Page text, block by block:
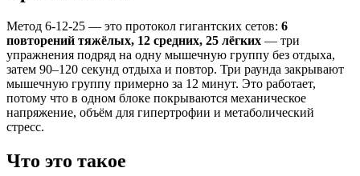
Метод 6-12-25 — это протокол гигантских сетов: 6
повторений тяжёлых, 12 средних, 25 лёгких — три
упражнения подряд на одну мышечную группу без отдыха,
затем 90–120 секунд отдыха и повтор. Три раунда закрывают
мышечную группу примерно за 12 минут. Это работает,
потому что в одном блоке покрываются механическое
напряжение, объём для гипертрофии и метаболический
стресс.
Что это такое